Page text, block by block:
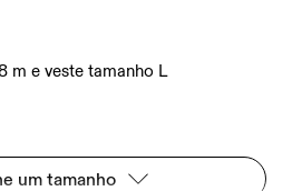
m e veste tamanho L
um tamanho